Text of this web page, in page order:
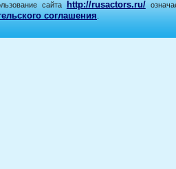
сайта http://rusactors.ru/
соглашения